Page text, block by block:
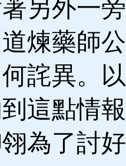
另外一
煉藥師
詫異。
這點情
翎為了討